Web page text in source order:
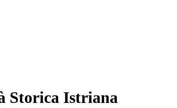
Storica Istriana